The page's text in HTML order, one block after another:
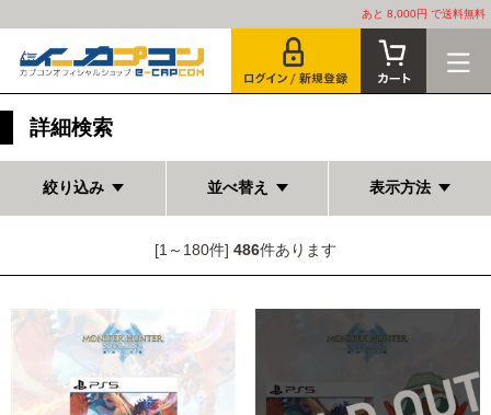
あと 8,000円 で送料無料
詳細検索
絞り込み 並べ替え 表示方法
[1～180件] 486件あります